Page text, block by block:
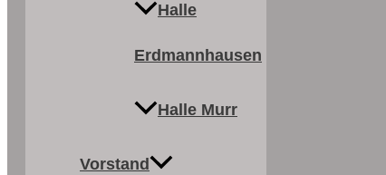
Halle
Erdmannhausen
Halle Murr
Vorstand